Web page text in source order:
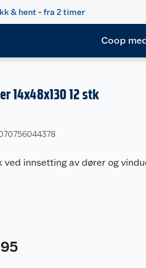
& hent - fra 2 timer
Coop
14x48x130 12 stk
ved innsetting av dører og
95